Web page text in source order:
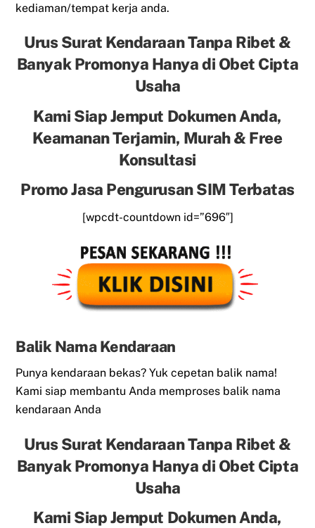
kediaman/tempat kerja anda.
Urus Surat Kendaraan Tanpa Ribet &
Banyak Promonya Hanya di Obet Cipta
Usaha
Kami Siap Jemput Dokumen Anda,
Keamanan Terjamin, Murah & Free
Konsultasi
Promo Jasa Pengurusan SIM Terbatas
[wpcdt-countdown id=”696″]
Balik Nama Kendaraan
Punya kendaraan bekas? Yuk cepetan balik nama!
Kami siap membantu Anda memproses balik nama
kendaraan Anda
Urus Surat Kendaraan Tanpa Ribet &
Banyak Promonya Hanya di Obet Cipta
Usaha
Kami Siap Jemput Dokumen Anda,